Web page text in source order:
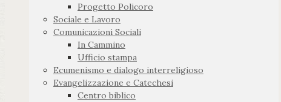
Progetto Policoro
Sociale e Lavoro
Comunicazioni Sociali
In Cammino
Ufficio stampa
Ecumenismo e dialogo interreligioso
Evangelizzazione e Catechesi
Centro biblico